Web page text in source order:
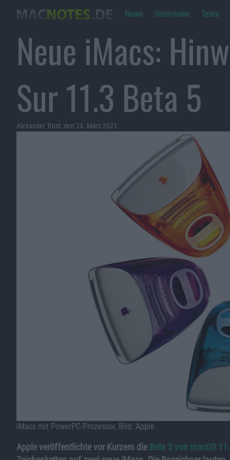
News Interviews Tests
Neue iMacs:
Sur 11.3 Beta 5
Alexander Trust, den 24. März 2021
iMacs mit PowerPC-Prozessor, Bild: Apple
Apple veröffentlichte vor Kurzem die Beta 5 von macOS